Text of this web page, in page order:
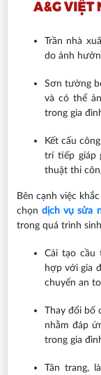
Trần nhà
do ảnh
Sơn tường
và có thể
trong gia
Kết cấu
trí tiếp giáp
thuật thi
Bên cạnh việc
chọn dịch vụ sửa
trong quá trình
Cải tạo cầu
hợp với gia
chuyển an
Thay đổi bố
nhằm đáp
trong gia
Tân trang,